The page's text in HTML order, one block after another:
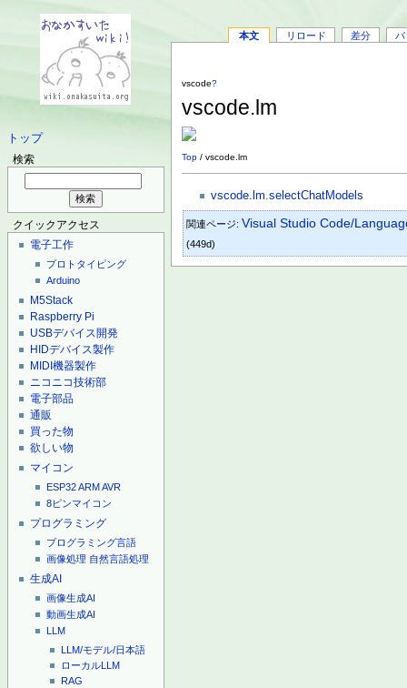
トップ
検索
クイックアクセス
電子工作
プロトタイピング
Arduino
M5Stack
Raspberry Pi
USBデバイス開発
HIDデバイス製作
MIDI機器製作
ニコニコ技術部
電子部品
通販
買った物
欲しい物
マイコン
ESP32ARMAVR
8ピンマイコン
プログラミング
プログラミング言語
画像処理 自然言語処理
生成AI
画像生成AI
動画生成AI
LLM
LLM/モデル/日本語
ローカルLLM
RAG
本文 リロード 差分 バ
vscode?
vscode.lm
Top / vscode.lm
vscode.lm.selectChatModels
関連ページ:Visual Studio Code/
(449d)